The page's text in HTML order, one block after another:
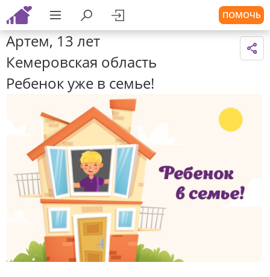
ПОМОЧЬ
Артем, 13 лет
Кемеровская область
Ребенок уже в семье!